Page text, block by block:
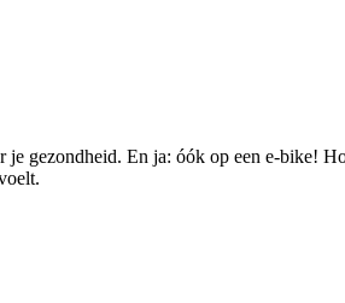
je gezondheid. En ja: óók op een e-bike!